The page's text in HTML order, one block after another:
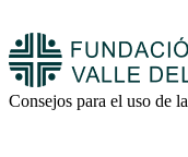
Consejos para el uso de